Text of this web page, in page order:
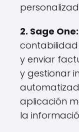
2. Sage One:
y enviar
y gestionar
aplicación
la